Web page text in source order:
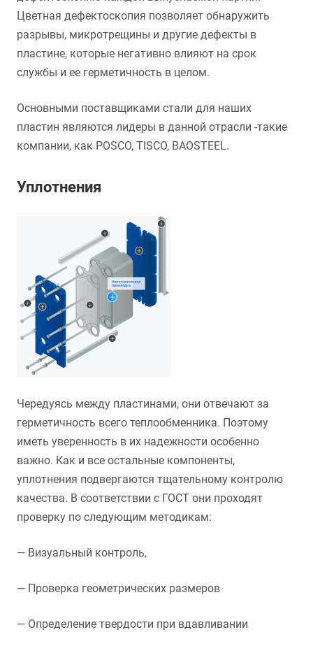
Цветная дефектоскопия позволяет обнаружить
разрывы, микротрещины и другие дефекты в
пластине, которые негативно влияют на срок
службы и ее герметичность в целом.
Основными поставщиками стали для наших
пластин являются лидеры в данной отрасли -такие
компании, как POSCO, TISCO, BAOSTEEL.
Уплотнения
Чередуясь между пластинами, они отвечают за
герметичность всего теплообменника. Поэтому
иметь уверенность в их надежности особенно
важно. Как и все остальные компоненты,
уплотнения подвергаются тщательному контролю
качества. В соответствии с ГОСТ они проходят
проверку по следующим методикам:
— Визуальный контроль,
— Проверка геометрических размеров
— Определение твердости при вдавливании